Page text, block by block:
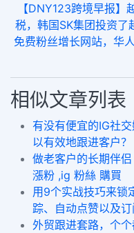
【DNY123跨境早报
税，韩国SK集团投资
免费粉丝增长网站，华
相似文章列表
有没有便宜的IG社
以有效地跟进客户？
做老客户的长期伴
漲粉 ,ig 粉絲 購買
用9个实战技巧来锁
踪、自动点赞以及订
外贸跟进套路，个